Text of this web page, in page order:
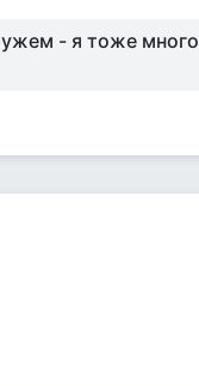
- я тоже много